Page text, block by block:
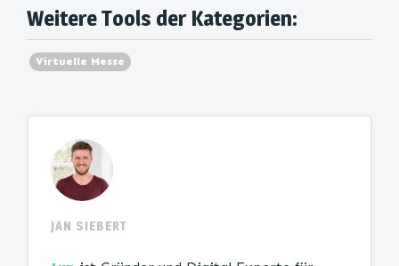
Weitere Tools der Kategorien:
Virtuelle Messe
JAN SIEBERT